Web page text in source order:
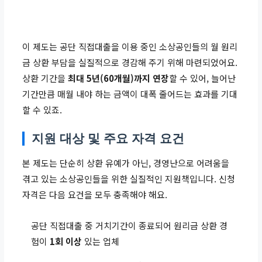
이 제도는 공단 직접대출을 이용 중인 소상공인들의 월 원리
금 상환 부담을 실질적으로 경감해 주기 위해 마련되었어요.
상환 기간을최대 5년(60개월)까지 연장할 수 있어, 늘어난
기간만큼 매월 내야 하는 금액이 대폭 줄어드는 효과를 기대
할 수 있죠.
지원 대상 및 주요 자격 요건
본 제도는 단순히 상환 유예가 아닌, 경영난으로 어려움을
겪고 있는 소상공인들을 위한 실질적인 지원책입니다. 신청
자격은 다음 요건을 모두 충족해야 해요.
공단 직접대출 중 거치기간이 종료되어 원리금 상환 경
험이 1회 이상 있는 업체